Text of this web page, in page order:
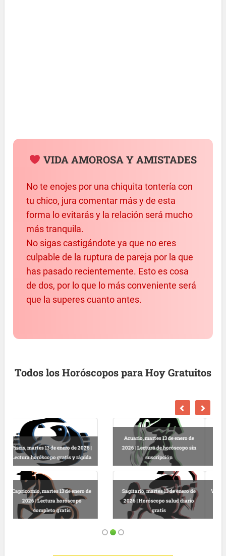
VIDA AMOROSA Y AMISTADES
No te enojes por una chiquita tontería con
tu chico, jura comentar más y de esta
forma lo evitarás y la relación será mucho
más tranquila.
No sigas castigándote ya que no eres
culpable de la ruptura de pareja por la que
has pasado recientemente. Esto es cosa
de dos, por lo que lo más conveniente será
que la superes cuanto antes.
Todos los Horóscopos para Hoy Gratuitos
Escorpio, martes 13 de enero de
2026 | Horóscopo gratis hoy y
completo
Libra, martes 13 de enero de 2026 |
Lectura horóscopo online
Virgo, martes 13 de enero de 2026 |
Predicciones astrológicas
gratuitas hoy
Leo, martes 13 de enero de 2026 |
Horóscopo completo y gratuito